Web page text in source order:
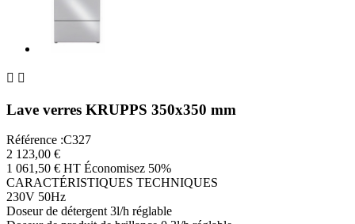
 
Lave verres KRUPPS 350x350 mm
Référence :C327
2 123,00 €
1 061,50 € HT Économisez 50%
CARACTÉRISTIQUES TECHNIQUES
230V 50Hz
Doseur de détergent 3l/h réglable